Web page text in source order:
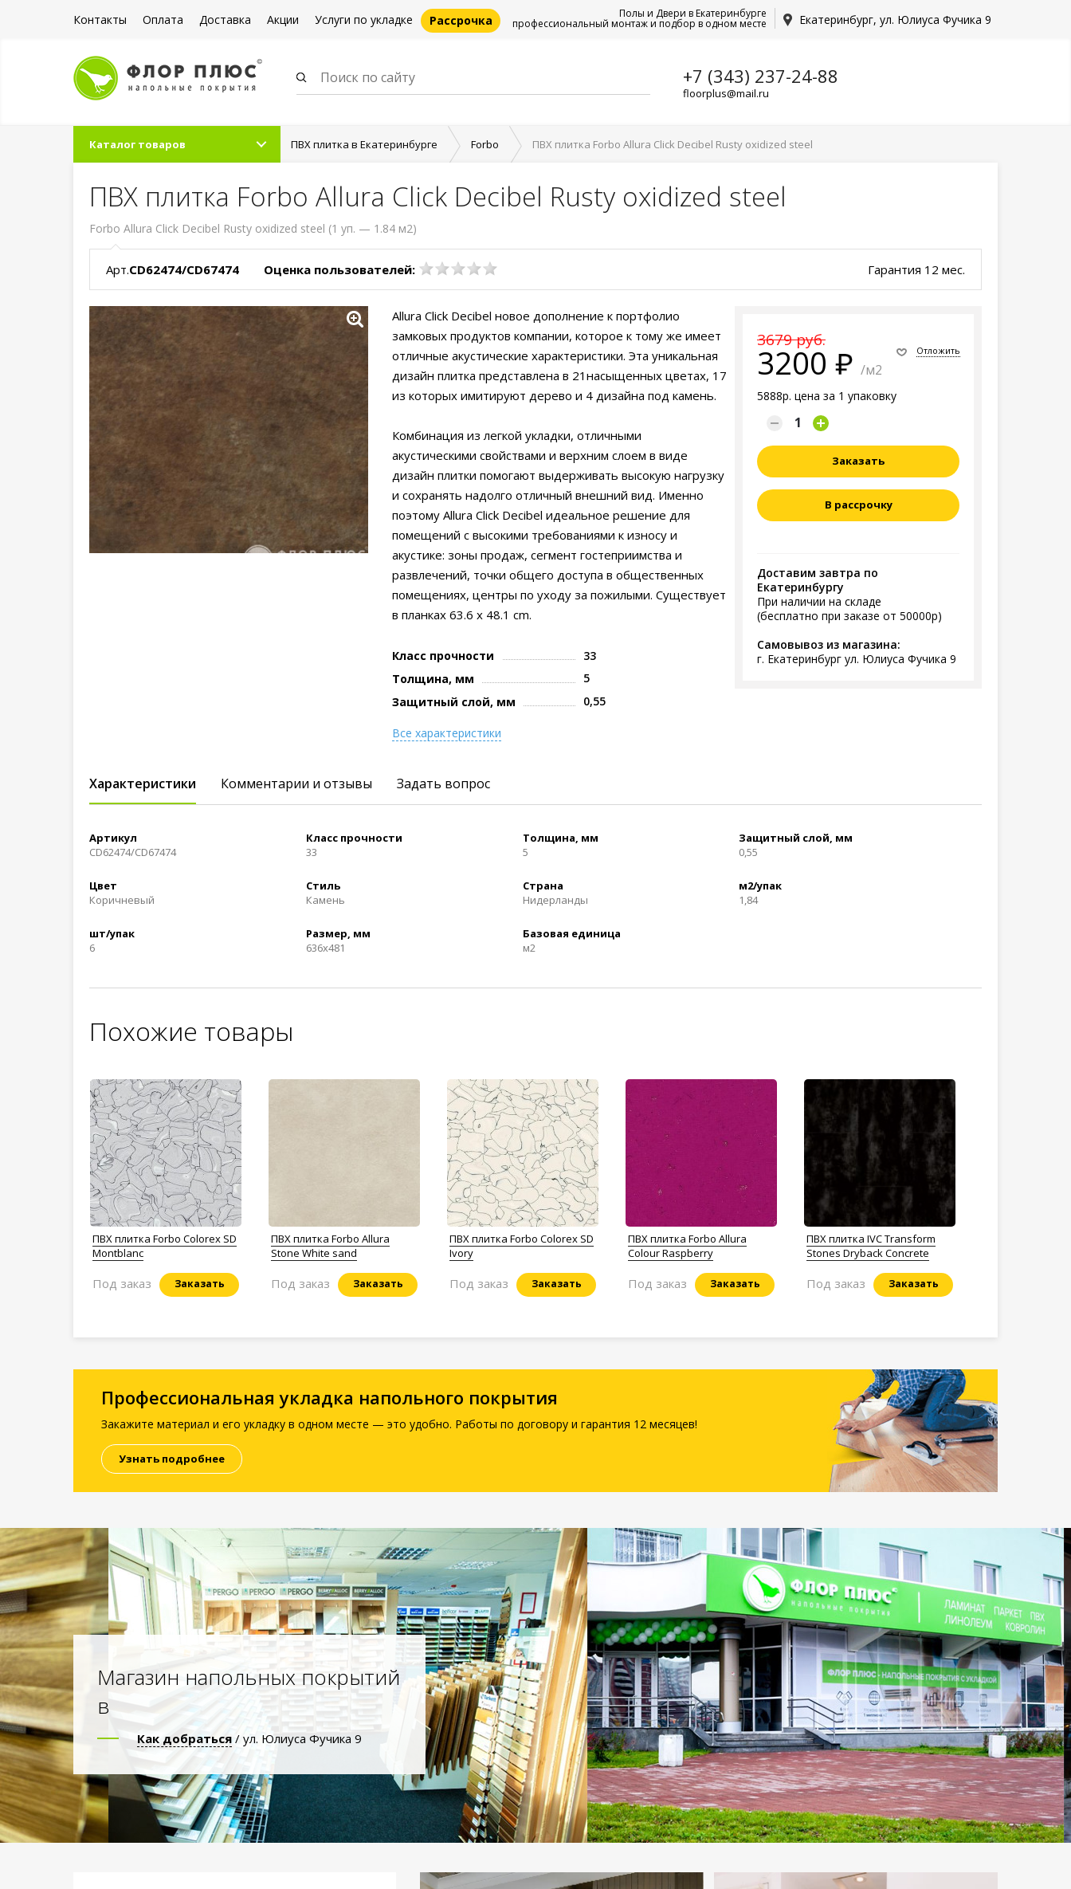
Контакты Оплата Доставка Акции Услуги по укладке Рассрочка Екатеринбург, ул. Юлиуса Фучика 9
Полы и Двери в Екатеринбурге
профессиональный монтаж и подбор в одном месте
+7 (343) 237-24-88
floorplus@mail.ru
Каталог товаров ПВХ плитка в Екатеринбурге Forbo ПВХ плитка Forbo Allura Click Decibel Rusty oxidized steel
ПВХ плитка Forbo Allura Click Decibel Rusty oxidized steel
Forbo Allura Click Decibel Rusty oxidized steel (1 уп. — 1.84 м2)
Арт.CD62474/CD67474 Оценка пользователей: Гарантия 12 мес.
3679 руб.
3200 /м2
5888р. цена за 1 упаковку
Отложить
Заказать
В рассрочку
Доставим завтра по
Екатеринбургу
При наличии на складе
(бесплатно при заказе от 50000р)
Самовывоз из магазина:
г. Екатеринбург ул. Юлиуса Фучика 9
Allura Click Decibel новое дополнение к портфолио
замковых продуктов компании, которое к тому же имеет
отличные акустические характеристики. Эта уникальная
дизайн плитка представлена в 21насыщенных цветах, 17
из которых имитируют дерево и 4 дизайна под камень.
Комбинация из легкой укладки, отличными
акустическими свойствами и верхним слоем в виде
дизайн плитки помогают выдерживать высокую нагрузку
и сохранять надолго отличный внешний вид. Именно
поэтому Allura Click Decibel идеальное решение для
помещений с высокими требованиями к износу и
акустике: зоны продаж, сегмент гостеприимства и
развлечений, точки общего доступа в общественных
помещениях, центры по уходу за пожилыми. Существует
в планках 63.6 х 48.1 cm.
Класс прочности
33
Толщина, мм
5
Защитный слой, мм
0,55
Все характеристики
Характеристики Комментарии и отзывы Задать вопрос
Артикул
CD62474/CD67474
Класс прочности
33
Толщина, мм
5
Защитный слой, мм
0,55
Цвет
Коричневый
Стиль
Камень
Страна
Нидерланды
м2/упак
1,84
шт/упак
6
Размер, мм
636x481
Базовая единица
м2
Похожие товары
ПВХ плитка Forbo Colorex SD
Montblanc
Заказать
Под заказ
ПВХ плитка Forbo Allura
Stone White sand
Заказать
Под заказ
ПВХ плитка Forbo Colorex SD
Ivory
Заказать
Под заказ
ПВХ плитка Forbo Allura
Colour Raspberry
Заказать
Под заказ
ПВХ плитка IVC Transform
Stones Dryback Concrete
Заказать
Под заказ
Профессиональная укладка напольного покрытия
Закажите материал и его укладку в одном месте — это удобно. Работы по договору и гарантия 12 месяцев!
Узнать подробнее
Магазин напольных покрытий
в
Как добраться / ул. Юлиуса Фучика 9